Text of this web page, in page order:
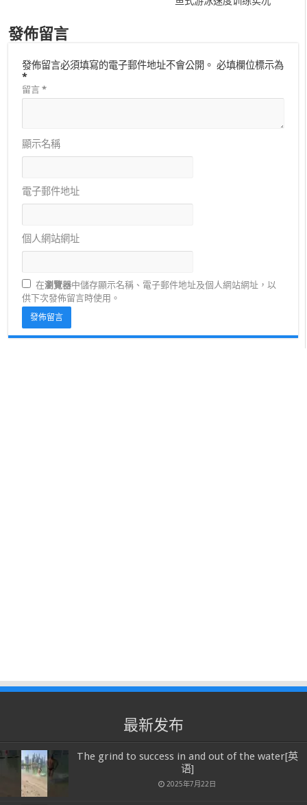
發佈留言
發佈留言必須填寫的電子郵件地址不會公開。 必填欄位標示為
*
留言*
顯示名稱
電子郵件地址
個人網站網址
在瀏覽器中儲存顯示名稱、電子郵件地址及個人網站網址，以
供下次發佈留言時使用。
最新发布
The grind to success in and out of the water[英
语]
2025年7月22日